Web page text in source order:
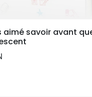
aimé savoir avant